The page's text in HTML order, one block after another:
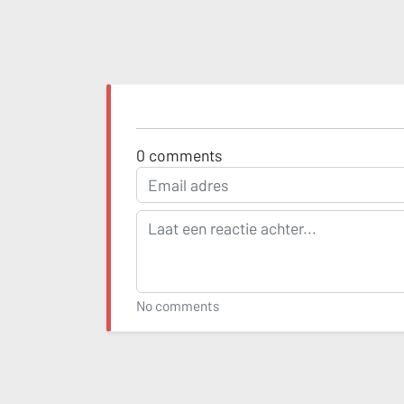
0 comments
No comments